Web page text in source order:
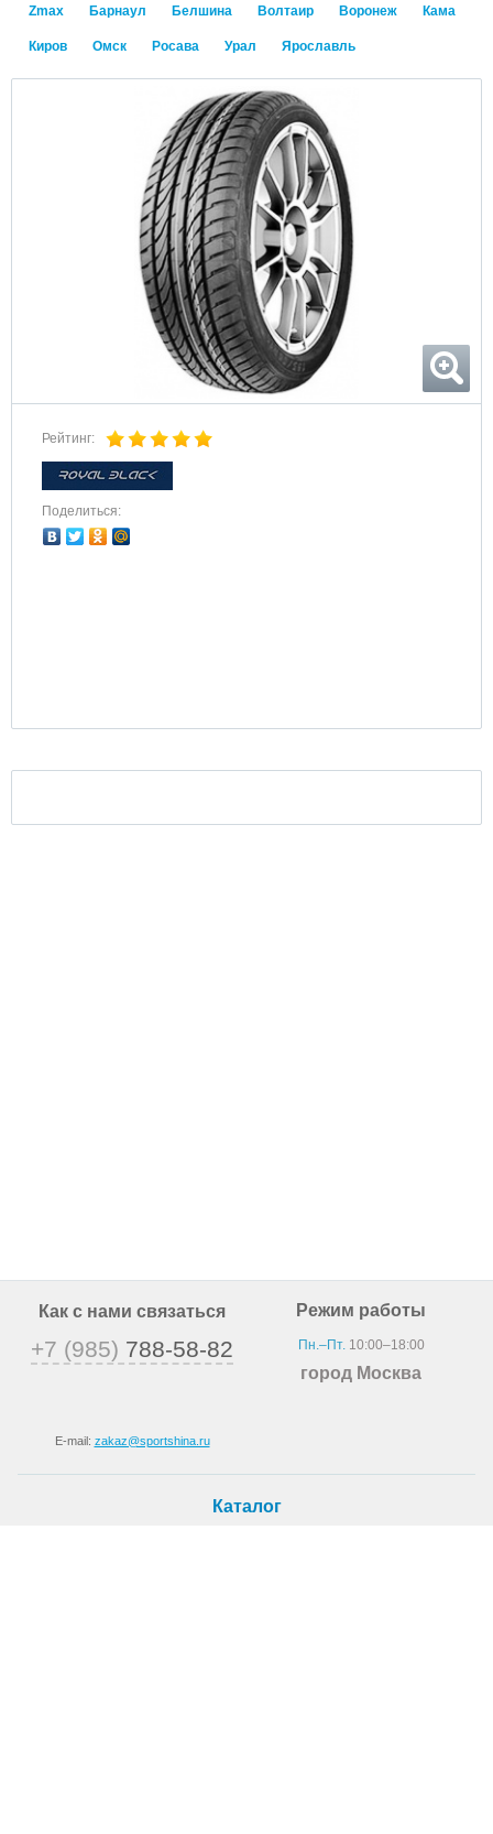
Zmax Барнаул Белшина Волтаир Воронеж Кама
Киров Омск Росава Урал Ярославль
Рейтинг:
Поделиться:
Как с нами связаться
+7 (985) 788-58-82
E-mail: zakaz@sportshina.ru
Режим работы
Пн.–Пт.10:00–18:00
город Москва
Каталог